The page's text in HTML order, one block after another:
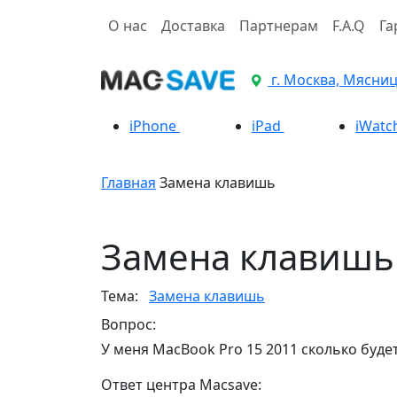
О нас Доставка Партнерам F.A.Q
г. Москва,
iPhone iPad
Главная Замена клавишь
Замена клавишь
Тема: Замена клавишь
Вопрос:
У меня MacBook Pro 15 2011 сколько
Ответ центра Macsave: